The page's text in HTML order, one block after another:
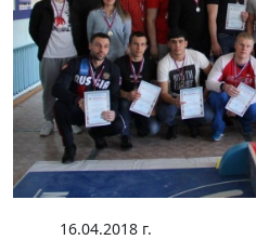
16.04.2018 г.